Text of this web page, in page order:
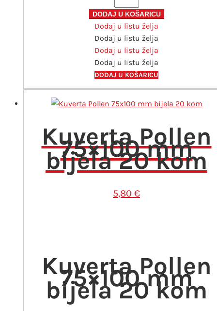
165x165
mm
bijela
20
kom
količina
DODAJ U KOŠARICU
Dodaj u listu želja
Dodaj u listu želja
Dodaj u listu želja
Dodaj u listu želja
DODAJ U KOŠARICU
Kuverta Pollen
75×100 mm
bijela 20 kom
5,80 €
Kuverta Pollen
75×100 mm
bijela 20 kom